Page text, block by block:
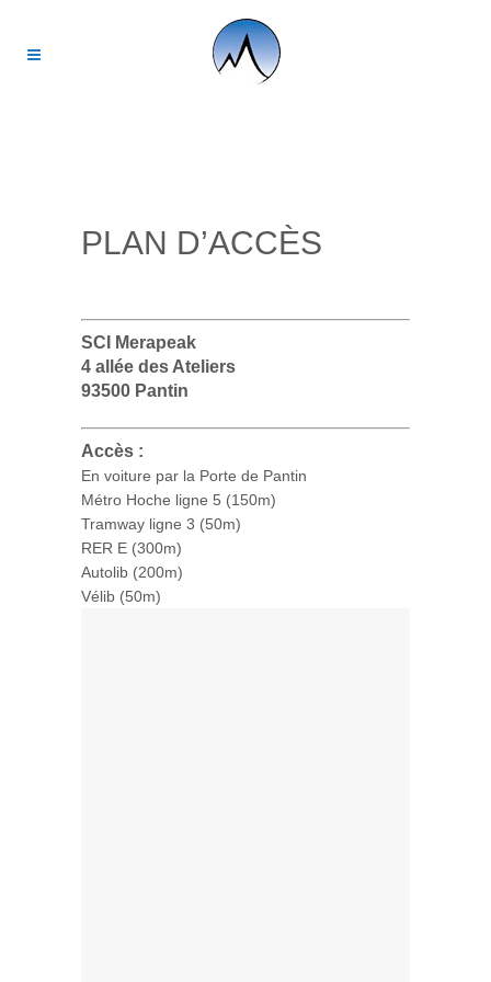
PLAN D’ACCÈS
SCI Merapeak
4 allée des Ateliers
93500 Pantin
Accès :
En voiture par la Porte de Pantin
Métro Hoche ligne 5 (150m)
Tramway ligne 3 (50m)
RER E (300m)
Autolib (200m)
Vélib (50m)